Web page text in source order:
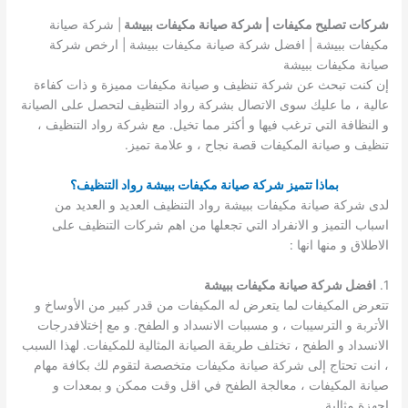
شركات تصليح مكيفات | شركة صيانة مكيفات ببيشة
| شركة صيانة
مكيفات ببيشة | افضل شركة صيانة مكيفات ببيشة | ارخص شركة
صيانة مكيفات ببيشة
إن كنت تبحث عن شركة تنظيف و صيانة مكيفات مميزة و ذات كفاءة
عالية ، ما عليك سوى الاتصال بشركة رواد التنظيف لتحصل على الصيانة
و النظافة التي ترغب فيها و أكثر مما تخيل. مع شركة رواد التنظيف ،
تنظيف و صيانة المكيفات قصة نجاح ، و علامة تميز.
بماذا تتميز شركة صيانة مكيفات ببيشة رواد التنظيف؟
لدى شركة صيانة مكيفات ببيشة رواد التنظيف العديد و العديد من
اسباب التميز و الانفراد التي تجعلها من اهم شركات التنظيف على
الاطلاق و منها انها :
1.
افضل شركة صيانة مكيفات ببيشة
تتعرض المكيفات لما يتعرض له المكيفات من قدر كبير من الأوساخ و
الأتربة و الترسيبات ، و مسببات الانسداد و الطفح. و مع إختلافدرجات
الانسداد و الطفح ، تختلف طريقة الصيانة المثالية للمكيفات. لهذا السبب
، انت تحتاج إلى شركة صيانة مكيفات متخصصة لتقوم لك بكافة مهام
صيانة المكيفات ، معالجة الطفح في اقل وقت ممكن و بمعدات و